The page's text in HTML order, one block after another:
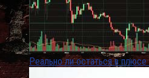
Реально ли остаться в плюсе